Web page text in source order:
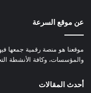
عن موقع السرعة
موقعنا هو منصة رقمية جمعها
والمؤسسات، وكافة الأنشطة
أحدث المقالات